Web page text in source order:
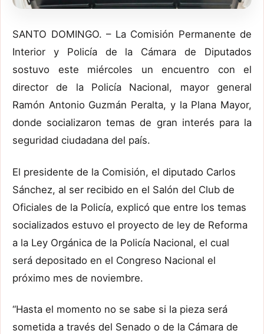
SANTO DOMINGO. – La Comisión Permanente de
Interior y Policía de la Cámara de Diputados
sostuvo este miércoles un encuentro con el
director de la Policía Nacional, mayor general
Ramón Antonio Guzmán Peralta, y la Plana Mayor,
donde socializaron temas de gran interés para la
seguridad ciudadana del país.
El presidente de la Comisión, el diputado Carlos
Sánchez, al ser recibido en el Salón del Club de
Oficiales de la Policía, explicó que entre los temas
socializados estuvo el proyecto de ley de Reforma
a la Ley Orgánica de la Policía Nacional, el cual
será depositado en el Congreso Nacional el
próximo mes de noviembre.
“Hasta el momento no se sabe si la pieza será
sometida a través del Senado o de la Cámara de